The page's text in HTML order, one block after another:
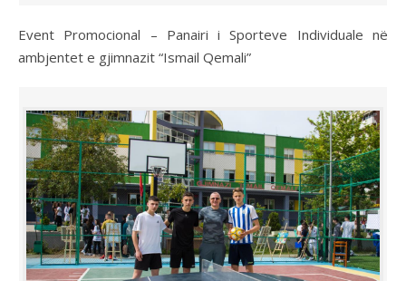
Event Promocional – Panairi i Sporteve Individuale në
ambjentet e gjimnazit “Ismail Qemali”